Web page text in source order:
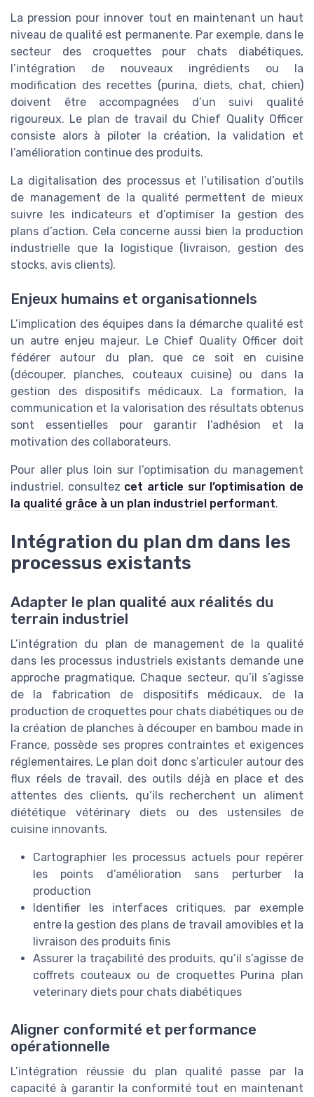
La pression pour innover tout en maintenant un haut
niveau de qualité est permanente. Par exemple, dans le
secteur des croquettes pour chats diabétiques,
l’intégration de nouveaux ingrédients ou la
modification des recettes (purina, diets, chat, chien)
doivent être accompagnées d’un suivi qualité
rigoureux. Le plan de travail du Chief Quality Officer
consiste alors à piloter la création, la validation et
l’amélioration continue des produits.
La digitalisation des processus et l’utilisation d’outils
de management de la qualité permettent de mieux
suivre les indicateurs et d’optimiser la gestion des
plans d’action. Cela concerne aussi bien la production
industrielle que la logistique (livraison, gestion des
stocks, avis clients).
Enjeux humains et organisationnels
L’implication des équipes dans la démarche qualité est
un autre enjeu majeur. Le Chief Quality Officer doit
fédérer autour du plan, que ce soit en cuisine
(découper, planches, couteaux cuisine) ou dans la
gestion des dispositifs médicaux. La formation, la
communication et la valorisation des résultats obtenus
sont essentielles pour garantir l’adhésion et la
motivation des collaborateurs.
Pour aller plus loin sur l’optimisation du management
industriel, consultez cet article sur l’optimisation de
la qualité grâce à un plan industriel performant.
Intégration du plan dm dans les
processus existants
Adapter le plan qualité aux réalités du
terrain industriel
L’intégration du plan de management de la qualité
dans les processus industriels existants demande une
approche pragmatique. Chaque secteur, qu’il s’agisse
de la fabrication de dispositifs médicaux, de la
production de croquettes pour chats diabétiques ou de
la création de planches à découper en bambou made in
France, possède ses propres contraintes et exigences
réglementaires. Le plan doit donc s’articuler autour des
flux réels de travail, des outils déjà en place et des
attentes des clients, qu’ils recherchent un aliment
diététique vétérinary diets ou des ustensiles de
cuisine innovants.
Cartographier les processus actuels pour repérer
les points d’amélioration sans perturber la
production
Identifier les interfaces critiques, par exemple
entre la gestion des plans de travail amovibles et la
livraison des produits finis
Assurer la traçabilité des produits, qu’il s’agisse de
coffrets couteaux ou de croquettes Purina plan
veterinary diets pour chats diabétiques
Aligner conformité et performance
opérationnelle
L’intégration réussie du plan qualité passe par la
capacité à garantir la conformité tout en maintenant